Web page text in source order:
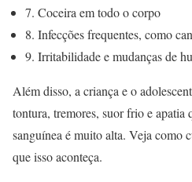
7. Coceira em todo o corpo
8. Infecções frequentes, como
9. Irritabilidade e mudanças de
Além disso, a criança e o
tontura, tremores, suor frio e apatia
sanguínea é muito alta. Veja como
que isso aconteça.